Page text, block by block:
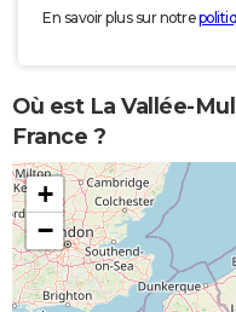
En savoir plus sur notre
Où est La Vallée-
France ?
+
−